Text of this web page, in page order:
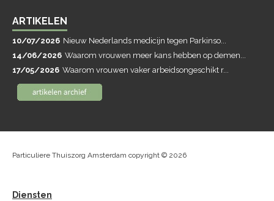
ARTIKELEN
10/07/2026 Nieuw Nederlands medicijn tegen Parkinso...
14/06/2026 Waarom vrouwen meer kans hebben op demen...
17/05/2026 Waarom vrouwen vaker arbeidsongeschikt r...
Particuliere Thuiszorg Amsterdam copyright © 2026
Diensten